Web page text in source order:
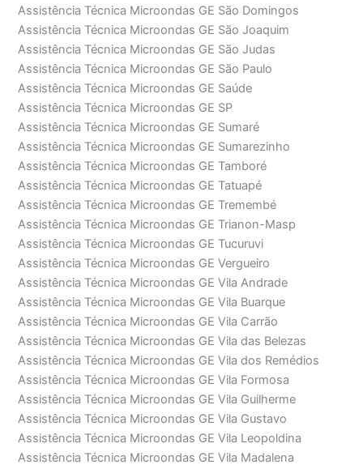
Assistência Técnica Microondas GE São Domingos
Assistência Técnica Microondas GE São Joaquim
Assistência Técnica Microondas GE São Judas
Assistência Técnica Microondas GE São Paulo
Assistência Técnica Microondas GE Saúde
Assistência Técnica Microondas GE SP
Assistência Técnica Microondas GE Sumaré
Assistência Técnica Microondas GE Sumarezinho
Assistência Técnica Microondas GE Tamboré
Assistência Técnica Microondas GE Tatuapé
Assistência Técnica Microondas GE Tremembé
Assistência Técnica Microondas GE Trianon-Masp
Assistência Técnica Microondas GE Tucuruvi
Assistência Técnica Microondas GE Vergueiro
Assistência Técnica Microondas GE Vila Andrade
Assistência Técnica Microondas GE Vila Buarque
Assistência Técnica Microondas GE Vila Carrão
Assistência Técnica Microondas GE Vila das Belezas
Assistência Técnica Microondas GE Vila dos Remédios
Assistência Técnica Microondas GE Vila Formosa
Assistência Técnica Microondas GE Vila Guilherme
Assistência Técnica Microondas GE Vila Gustavo
Assistência Técnica Microondas GE Vila Leopoldina
Assistência Técnica Microondas GE Vila Madalena